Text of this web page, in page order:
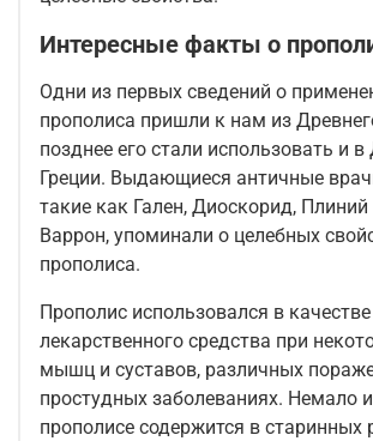
Интересные факты о
Одни из первых сведений о
прополиса пришли к нам из
позднее его стали использовать и в
Греции. Выдающиеся античные
такие как Гален, Диоскорид,
Варрон, упоминали о целебных
прополиса.
Прополис использовался в качестве
лекарственного средства при
мышц и суставов, различных
простудных заболеваниях. Немало
прополисе содержится в старинных